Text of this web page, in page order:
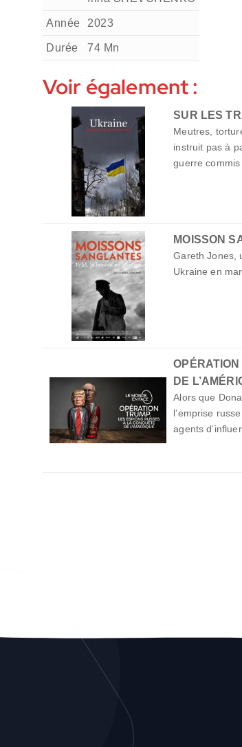
Année 2023
Durée 74 Mn
Voir également :
SUR LES
Meutres,
instruit pas à
guerre
MOISSON
Gareth Jones,
Ukraine en
DE
Alors que
l’emprise
agents